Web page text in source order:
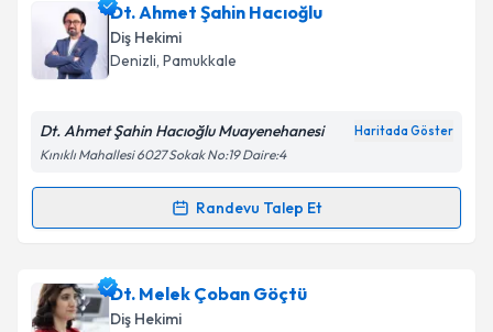
Dt. Ahmet Şahin Hacıoğlu
Diş Hekimi
Denizli, Pamukkale
Dt. Ahmet Şahin Hacıoğlu Muayenehanesi Haritada Göster
Kınıklı Mahallesi 6027 Sokak No:19 Daire:4
Randevu Talep Et
Randevu Takvimi Talebi
Dt. Ahmet Şahin Hacıoğluiçin randevu takvimi talebi
oluşturun. Size bu uzmandan randevu almanız için bir
Dt. Melek Çoban Göçtü
Diş Hekimi